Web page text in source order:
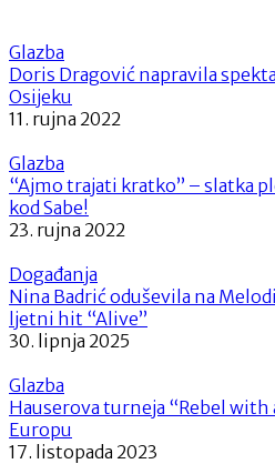
Glazba
Doris Dragović napravila
Osijeku
11. rujna 2022
Glazba
“Ajmo trajati kratko” – slatka
kod Sabe!
23. rujna 2022
Događanja
Nina Badrić oduševila na
ljetni hit “Alive”
30. lipnja 2025
Glazba
Hauserova turneja “Rebel with
Europu
17. listopada 2023